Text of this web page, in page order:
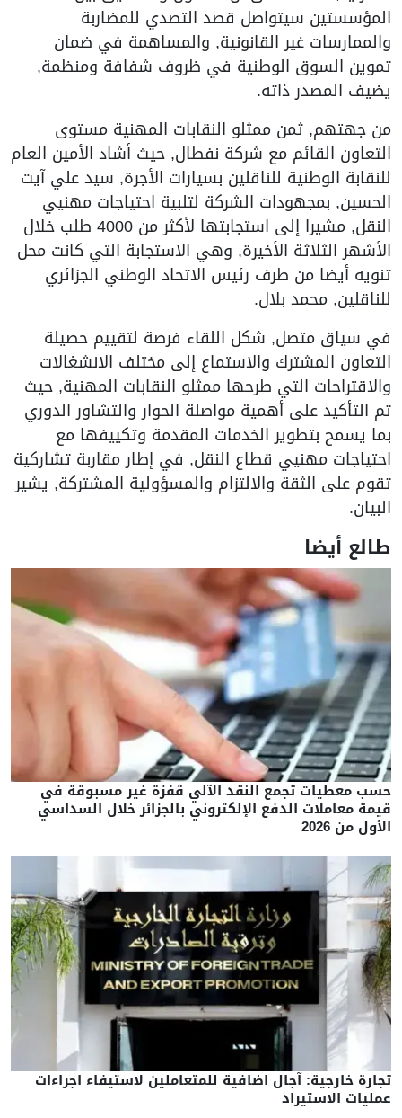
المؤسستين سيتواصل قصد التصدي للمضاربة
والممارسات غير القانونية, والمساهمة في ضمان
تموين السوق الوطنية في ظروف شفافة ومنظمة,
يضيف المصدر ذاته.
من جهتهم, ثمن ممثلو النقابات المهنية مستوى
التعاون القائم مع شركة نفطال, حيث أشاد الأمين العام
للنقابة الوطنية للناقلين بسيارات الأجرة, سيد علي آيت
الحسين, بمجهودات الشركة لتلبية احتياجات مهنيي
النقل, مشيرا إلى استجابتها لأكثر من 4000 طلب خلال
الأشهر الثلاثة الأخيرة, وهي الاستجابة التي كانت محل
تنويه أيضا من طرف رئيس الاتحاد الوطني الجزائري
للناقلين, محمد بلال.
في سياق متصل, شكل اللقاء فرصة لتقييم حصيلة
التعاون المشترك والاستماع إلى مختلف الانشغالات
والاقتراحات التي طرحها ممثلو النقابات المهنية, حيث
تم التأكيد على أهمية مواصلة الحوار والتشاور الدوري
بما يسمح بتطوير الخدمات المقدمة وتكييفها مع
احتياجات مهنيي قطاع النقل, في إطار مقاربة تشاركية
تقوم على الثقة والالتزام والمسؤولية المشتركة, يشير
البيان.
طالع أيضا
حسب معطيات تجمع النقد الآلي قفزة غير مسبوقة في
قيمة معاملات الدفع الإلكتروني بالجزائر خلال السداسي
الأول من 2026
تجارة خارجية: آجال اضافية للمتعاملين لاستيفاء اجراءات
عمليات الاستيراد